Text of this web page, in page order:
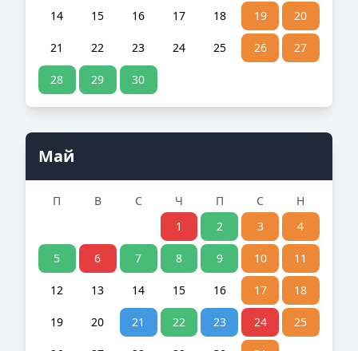
14 15 16 17 18 19 20
21 22 23 24 25 26 27
28 29 30
Май
П В С Ч П С
Н
1
2 3 4
5 6 7 8 9 10 11
12 13 14 15 16 17 18
19 20 21 22 23 24 25